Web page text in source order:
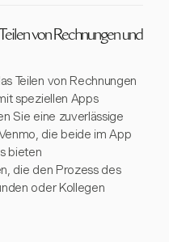
von Rechnungen und
Teilen von Rechnungen
speziellen Apps
Sie eine zuverlässige
die beide im App
bieten
die den Prozess des
oder Kollegen